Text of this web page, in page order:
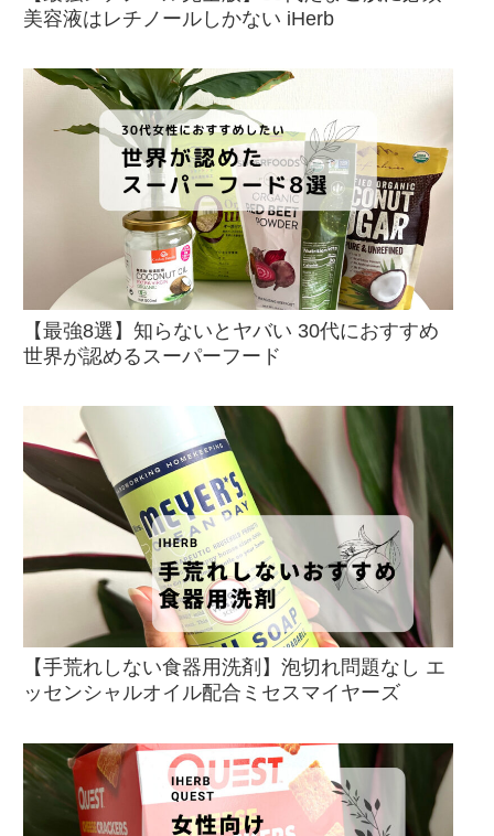
美容液はレチノールしかない iHerb
【最強8選】知らないとヤバい 30代におすすめ
世界が認めるスーパーフード
【手荒れしない食器用洗剤】泡切れ問題なし エ
ッセンシャルオイル配合ミセスマイヤーズ